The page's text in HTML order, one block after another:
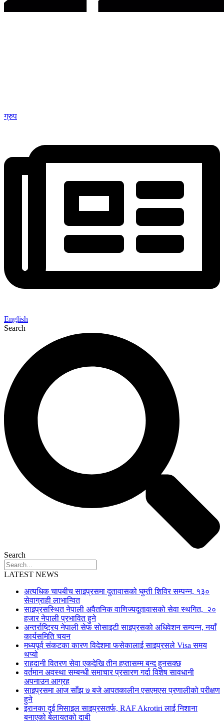
ग्रुप
English
Search
Search
LATEST NEWS
अत्यधिक चापबीच साइप्रसमा दुतावासको घुम्ती शिविर सम्पन्न, १३०
सेवाग्राही लाभान्वित
साइप्रसस्थित नेपाली अवैतनिक वाणिज्यदूतावासको सेवा स्थगित, २०
हजार नेपाली प्रभावित हुने
अन्तर्राष्ट्रिय नेपाली सेफ सोसाइटी साइप्रसको अधिवेशन सम्पन्न, नयाँ
कार्यसमिति चयन
मध्यपूर्व संकटका कारण विदेशमा फसेकालाई साइप्रसले Visa समय
थप्यो
राहदानी वितरण सेवा एकदेखि तीन हप्तासम्म बन्द हुनसक्छ
वर्तमान अवस्था सम्बन्धी समाचार प्रसारण गर्दा विशेष सावधानी
अपनाउन आग्रह
साइप्रसमा आज साँझ ७ बजे आपतकालीन एसएमएस प्रणालीको परीक्षण
हुने
इरानका दुई मिसाइल साइप्रसतर्फ, RAF Akrotiri लाई निशाना
बनाएको बेलायतको दाबी